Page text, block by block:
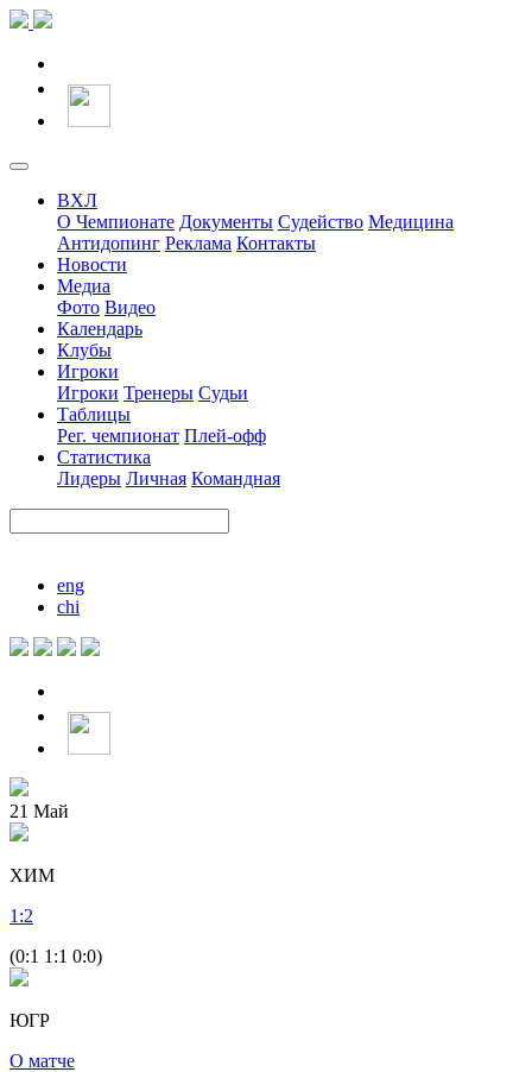
ВХЛ
О Чемпионате Документы Судейство Медицина
Антидопинг Реклама Контакты
Новости
Медиа
Фото Видео
Календарь
Клубы
Игроки
Игроки Тренеры Судьи
Таблицы
Рег. чемпионат Плей-офф
Статистика
Лидеры Личная Командная
eng
chi
21 Май
ХИМ
1 :2
(0:1 1:1 0:0)
ЮГР
О матче